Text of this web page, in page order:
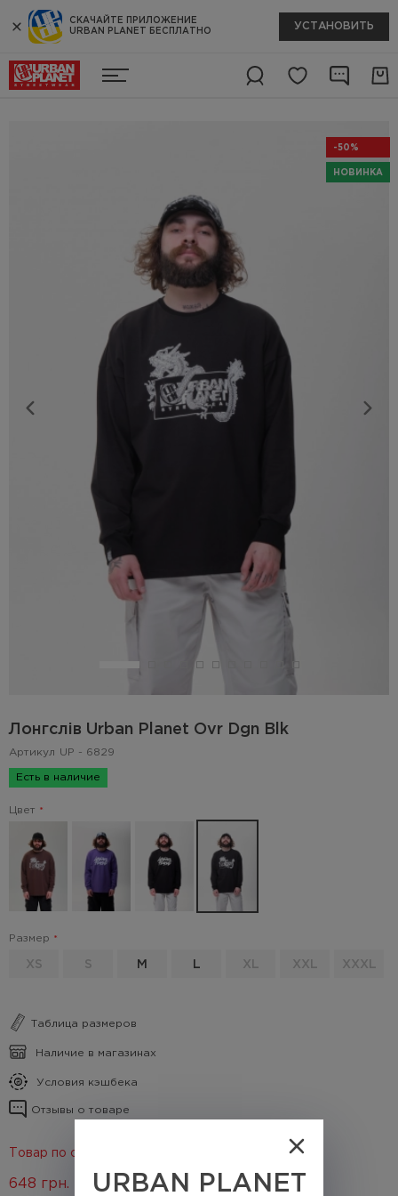
СКАЧАЙТЕ ПРИЛОЖЕНИЕ
URBAN PLANET БЕСПЛАТНО
УСТАНОВИТЬ
URBAN PLANET
-50%
НОВИНКА
Лонгслів Urban Planet Ovr Dgn Blk
Артикул UP - 6829
Есть в наличие
Цвет
Размер
XS S M L XL XXL XXXL
Таблица размеров
Наличие в магазинах
Условия кэшбека
Отзывы о товаре
Товар по скидке 50%
648 грн.